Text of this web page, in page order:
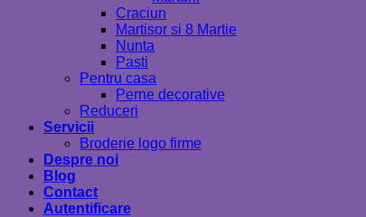
Craciun
Martisor si 8 Martie
Nunta
Pasti
Pentru casa
Perne decorative
Reduceri
Servicii
Broderie logo firme
Despre noi
Blog
Contact
Autentificare